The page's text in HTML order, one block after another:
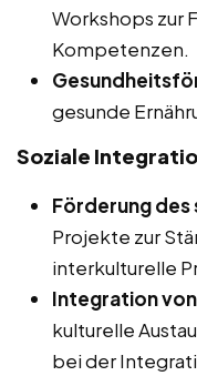
Workshops zur
Kompetenzen.
gesunde
Soziale
Förderung des
Projekte zur
interkulturelle
Integration
kulturelle
bei der